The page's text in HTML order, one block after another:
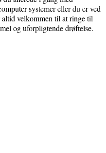
systemer eller du er ved
velkommen til at ringe til
og uforpligtende drøftelse.